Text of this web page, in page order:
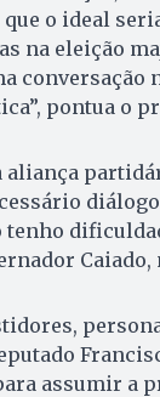
que o ideal
na eleição
conversação
pontua o
aliança
Caiado,
assumir a